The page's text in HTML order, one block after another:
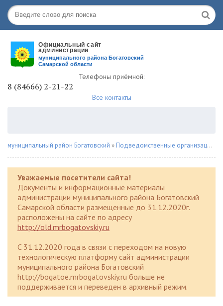
Телефоны приёмной:
8 (84666) 2-21-22
Все контакты
муниципальный район Богатовский » Подведомственные организации
Уважаемые посетители сайта!
Документы и информационные материалы
администрации муниципального района Богатовский
Самарской области размещенные до 31.12.2020г.
расположены на сайте по адресу
http://old.mrbogatovskiy.ru
C 31.12.2020 года в связи с переходом на новую
технологическую платформу сайт администрации
муниципального района Богатовский
http://bogatoe.mrbogatovskiy.ru больше не
поддерживается и переведен в архивный режим.